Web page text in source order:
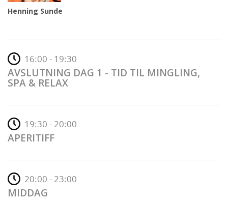
Henning Sunde
16:00 - 19:30
AVSLUTNING DAG 1 - TID TIL MINGLING,
SPA & RELAX
19:30 - 20:00
APERITIFF
20:00 - 23:00
MIDDAG